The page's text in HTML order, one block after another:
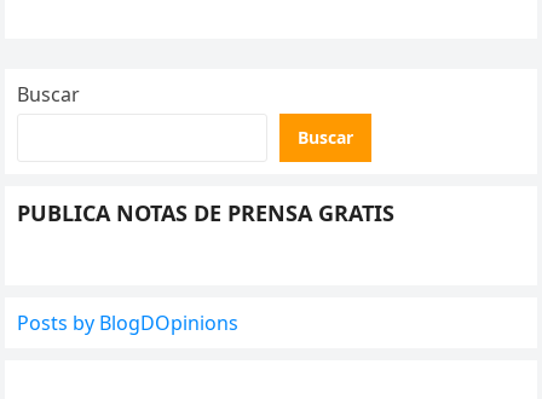
Buscar
Buscar
PUBLICA NOTAS DE PRENSA GRATIS
Posts by BlogDOpinions